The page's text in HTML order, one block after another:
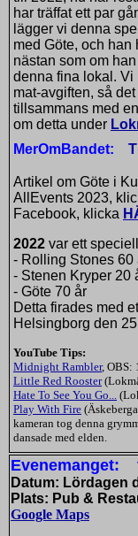
har träffat ett par
lägger vi denna
med Göte, och han
nästan som om
denna fina lokal. Vi
mat-avgiften, så
tillsammans med
om detta under
MerOmBandet:
Artikel om Göte i
AllEvents 2023,
Facebook, klicka
2022 var ett
- Rolling Stones 60
- Stenen Kryper 20
- Göte 70 år
Detta firades med
Helsingborg den
YouTube Tips:
Midnight Rambler, OBS:
Little Red Rooster
Hate To See You Go...
Play With Fire
kameran tog denna
dansade med elden.
Evenemanget:
Datum: Lördagen
Plats: Pub &
Google Maps